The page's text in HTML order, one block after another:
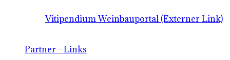
Vitipendium Weinbauportal (Externer Link)
Partner - Links